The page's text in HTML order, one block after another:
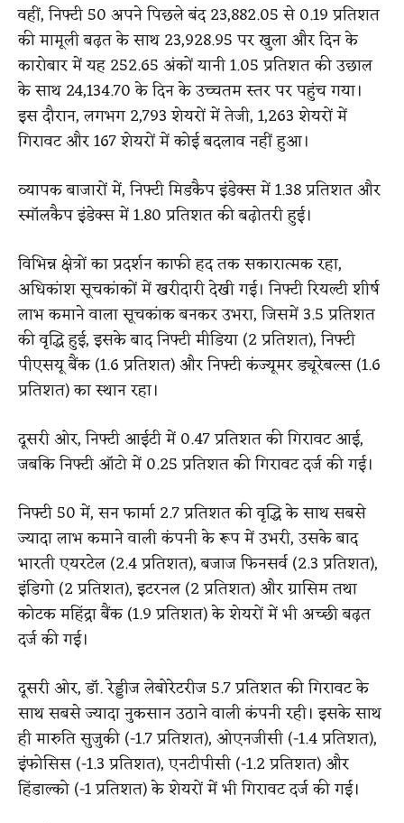
वहीं, निफ्टी 50 अपने पिछले बंद 23,882.05 से 0.19 प्रतिशत
की मामूली बढ़त के साथ 23,928.95 पर खुला और दिन के
कारोबार में यह 252.65 अंकों यानी 1.05 प्रतिशत की उछाल
के साथ 24,134.70 के दिन के उच्चतम स्तर पर पहुंच गया।
इस दौरान, लगभग 2,793 शेयरों में तेजी, 1,263 शेयरों में
गिरावट और 167 शेयरों में कोई बदलाव नहीं हुआ।
व्यापक बाजारों में, निफ्टी मिडकैप इंडेक्स में 1.38 प्रतिशत और
स्मॉलकैप इंडेक्स में 1.80 प्रतिशत की बढ़ोतरी हुई।
विभिन्न क्षेत्रों का प्रदर्शन काफी हद तक सकारात्मक रहा,
अधिकांश सूचकांकों में खरीदारी देखी गई। निफ्टी रियल्टी शीर्ष
लाभ कमाने वाला सूचकांक बनकर उभरा, जिसमें 3.5 प्रतिशत
की वृद्धि हुई, इसके बाद निफ्टी मीडिया (2 प्रतिशत), निफ्टी
पीएसयू बैंक (1.6 प्रतिशत) और निफ्टी कंज्यूमर ड्यूरेबल्स (1.6
प्रतिशत) का स्थान रहा।
दूसरी ओर, निफ्टी आईटी में 0.47 प्रतिशत की गिरावट आई,
जबकि निफ्टी ऑटो में 0.25 प्रतिशत की गिरावट दर्ज की गई।
निफ्टी 50 में, सन फार्मा 2.7 प्रतिशत की वृद्धि के साथ सबसे
ज्यादा लाभ कमाने वाली कंपनी के रूप में उभरी, उसके बाद
भारती एयरटेल (2.4 प्रतिशत), बजाज फिनसर्व (2.3 प्रतिशत),
इंडिगो (2 प्रतिशत), इटरनल (2 प्रतिशत) और ग्रासिम तथा
कोटक महिंद्रा बैंक (1.9 प्रतिशत) के शेयरों में भी अच्छी बढ़त
दर्ज की गई।
दूसरी ओर, डॉ. रेड्डीज लेबोरेटरीज 5.7 प्रतिशत की गिरावट के
साथ सबसे ज्यादा नुकसान उठाने वाली कंपनी रही। इसके साथ
ही मारुति सुजुकी (-1.7 प्रतिशत), ओएनजीसी (-1.4 प्रतिशत),
इंफोसिस (-1.3 प्रतिशत), एनटीपीसी (-1.2 प्रतिशत) और
हिंडाल्को (-1 प्रतिशत) के शेयरों में भी गिरावट दर्ज की गई।